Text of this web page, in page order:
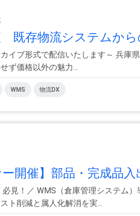
既存物流システムから
イブ形式で配信いたします～ 兵庫
ず価格以外の魅力...
WMS 物流DX
ー開催】部品・完成品
見！／ WMS（倉庫管理システム
ト削減と属人化解消を実...